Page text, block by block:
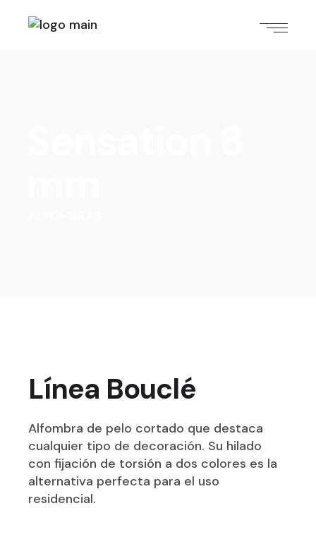
Línea Bouclé
Alfombra de pelo cortado que destaca
cualquier tipo de decoración. Su hilado
con fijación de torsión a dos colores es la
alternativa perfecta para el uso
residencial.